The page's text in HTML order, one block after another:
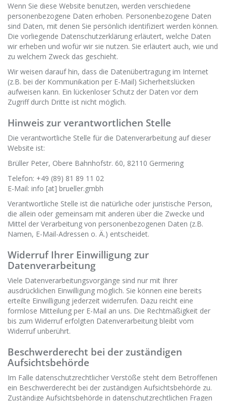
Wenn Sie diese Website benutzen, werden verschiedene
personenbezogene Daten erhoben. Personenbezogene Daten
sind Daten, mit denen Sie persönlich identifiziert werden können.
Die vorliegende Datenschutzerklärung erläutert, welche Daten
wir erheben und wofür wir sie nutzen. Sie erläutert auch, wie und
zu welchem Zweck das geschieht.
Wir weisen darauf hin, dass die Datenübertragung im Internet
(z.B. bei der Kommunikation per E-Mail) Sicherheitslücken
aufweisen kann. Ein lückenloser Schutz der Daten vor dem
Zugriff durch Dritte ist nicht möglich.
Hinweis zur verantwortlichen Stelle
Die verantwortliche Stelle für die Datenverarbeitung auf dieser
Website ist:
Brüller Peter, Obere Bahnhofstr. 60, 82110 Germering
Telefon: +49 (89) 81 89 11 02
E-Mail: info [at] brueller.gmbh
Verantwortliche Stelle ist die natürliche oder juristische Person,
die allein oder gemeinsam mit anderen über die Zwecke und
Mittel der Verarbeitung von personenbezogenen Daten (z.B.
Namen, E-Mail-Adressen o. Ä.) entscheidet.
Widerruf Ihrer Einwilligung zur
Datenverarbeitung
Viele Datenverarbeitungsvorgänge sind nur mit Ihrer
ausdrücklichen Einwilligung möglich. Sie können eine bereits
erteilte Einwilligung jederzeit widerrufen. Dazu reicht eine
formlose Mitteilung per E-Mail an uns. Die Rechtmäßigkeit der
bis zum Widerruf erfolgten Datenverarbeitung bleibt vom
Widerruf unberührt.
Beschwerderecht bei der zuständigen
Aufsichtsbehörde
Im Falle datenschutzrechtlicher Verstöße steht dem Betroffenen
ein Beschwerderecht bei der zuständigen Aufsichtsbehörde zu.
Zuständige Aufsichtsbehörde in datenschutzrechtlichen Fragen